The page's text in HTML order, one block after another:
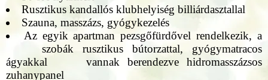
Rusztikus kandallós klubhelyiség billiárdasztallal
Szauna, masszázs, gyógykezelés
Az egyik apartman pezsgőfürdővel rendelkezik, a
szobák rusztikus bútorzattal, gyógymatracos
ágyakkal vannak berendezve hidromasszázsos
zuhanypanel